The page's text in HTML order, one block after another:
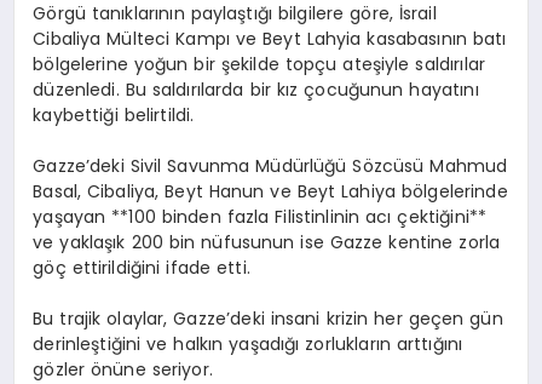
Görgü tanıklarının paylaştığı bilgilere göre, İsrail
Cibaliya Mülteci Kampı ve Beyt Lahyia kasabasının batı
bölgelerine yoğun bir şekilde topçu ateşiyle saldırılar
düzenledi. Bu saldırılarda bir kız çocuğunun hayatını
kaybettiği belirtildi.
Gazze’deki Sivil Savunma Müdürlüğü Sözcüsü Mahmud
Basal, Cibaliya, Beyt Hanun ve Beyt Lahiya bölgelerinde
yaşayan **100 binden fazla Filistinlinin acı çektiğini**
ve yaklaşık 200 bin nüfusunun ise Gazze kentine zorla
göç ettirildiğini ifade etti.
Bu trajik olaylar, Gazze’deki insani krizin her geçen gün
derinleştiğini ve halkın yaşadığı zorlukların arttığını
gözler önüne seriyor.